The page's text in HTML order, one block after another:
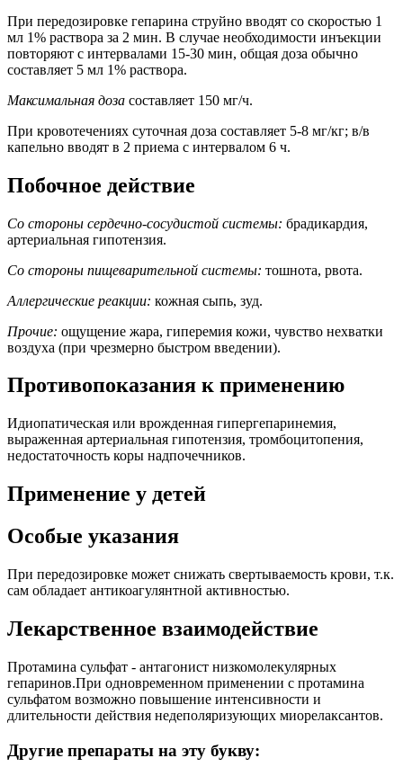
При передозировке гепарина струйно вводят со скоростью 1
мл 1% раствора за 2 мин. В случае необходимости инъекции
повторяют с интервалами 15-30 мин, общая доза обычно
составляет 5 мл 1% раствора.
Максимальная доза составляет 150 мг/ч.
При кровотечениях суточная доза составляет 5-8 мг/кг; в/в
капельно вводят в 2 приема с интервалом 6 ч.
Побочное действие
Со стороны сердечно-сосудистой системы: брадикардия,
артериальная гипотензия.
Со стороны пищеварительной системы: тошнота, рвота.
Аллергические реакции: кожная сыпь, зуд.
Прочие: ощущение жара, гиперемия кожи, чувство нехватки
воздуха (при чрезмерно быстром введении).
Противопоказания к применению
Идиопатическая или врожденная гипергепаринемия,
выраженная артериальная гипотензия, тромбоцитопения,
недостаточность коры надпочечников.
Применение у детей
Особые указания
При передозировке может снижать свертываемость крови, т.к.
сам обладает антикоагулянтной активностью.
Лекарственное взаимодействие
Протамина сульфат - антагонист низкомолекулярных
гепаринов.При одновременном применении с протамина
сульфатом возможно повышение интенсивности и
длительности действия недеполяризующих миорелаксантов.
Другие препараты на эту букву: